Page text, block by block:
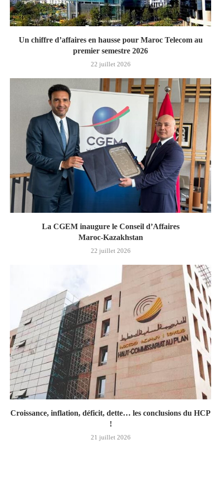
Un chiffre d’affaires en hausse pour Maroc Telecom au
premier semestre 2026
22 juillet 2026
La CGEM inaugure le Conseil d’Affaires
Maroc‑Kazakhstan
22 juillet 2026
Croissance, inflation, déficit, dette… les conclusions du HCP
!
21 juillet 2026